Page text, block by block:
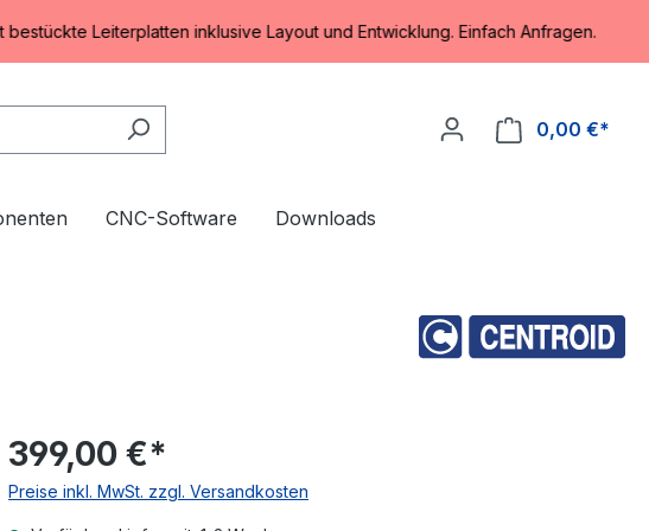
inklusive Layout und Entwicklung. Einfach Anfragen.
0,00 €*
CNC-Software Downloads
399,00 €*
Preise inkl. MwSt. zzgl. Versandkosten